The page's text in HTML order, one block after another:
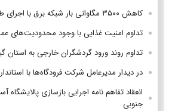
کاهش ۳۵۰۰ مگاواتی بار شبکه برق با اجرای طرح «مهتاب»
تداوم امنیت غذایی با وجود محدودیت‌های
تداوم روند ورود گردشگران خارجی به استان
در دیدار مدیرعامل شرکت فرودگاه‌ها با
انعقاد تفاهم نامه اجرایی بازسازی
جنوبی